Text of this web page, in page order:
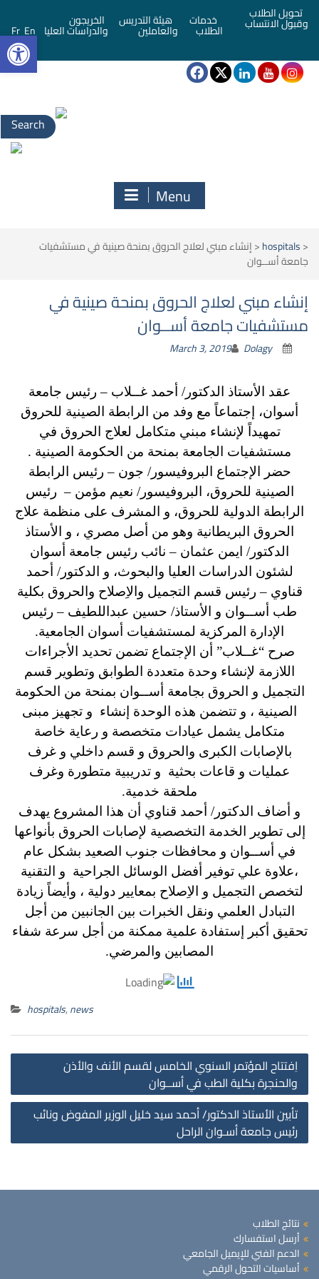
تحويل الطلاب
وقبول الانتساب خدمات
الطلاب
هيئة التدريس
والعاملين
الخريجون
والدراسات العليا En
Fr
Search
for:
Menu
<
hospitals
<إنشاء مبني لعلاج الحروق بمنحة صينية في مستشفيات
جامعة أســوان
إنشاء مبني لعلاج الحروق بمنحة صينية في
مستشفيات جامعة أســوان
March 3, 2019 Dolagy
عقد الأستاذ الدكتور/ أحمد غــلاب – رئيس جامعة
أسوان، إجتماعاً مع وفد من الرابطة الصينية للحروق
تمهيداً لإنشاء مبني متكامل لعلاج الحروق في
مستشفيات الجامعة بمنحة من الحكومة الصينية .
حضر الإجتماع البروفيسور/ جون – رئيس الرابطة
الصينية للحروق، البروفيسور/ نعيم مؤمن – رئيس
الرابطة الدولية للحروق، و المشرف على منظمة علاج
الحروق البريطانية وهو من أصل مصري ، و الأستاذ
الدكتور/ ايمن عثمان – نائب رئيس جامعة أسوان
لشئون الدراسات العليا والبحوث، و الدكتور/ أحمد
قناوي – رئيس قسم التجميل والاِصلاح والحروق بكلية
طب أســوان و الأستاذ/ حسين عبداللطيف – رئيس
الإدارة المركزية لمستشفيات أسوان الجامعية.
صرح “غــلاب” أن الإجتماع تضمن تحديد الأجراءات
اللازمة لإنشاء وحدة متعددة الطوابق وتطوير قسم
التجميل و الحروق بجامعة أســوان بمنحة من الحكومة
الصينية ، و تتضمن هذه الوحدة إنشاء و تجهيز مبنى
متكامل يشمل عيادات متخصصة و رعاية خاصة
بالإصابات الكبرى والحروق و قسم داخلي و غرف
عمليات و قاعات بحثية و تدريبية متطورة وغرف
ملحقة خدمية.
و أضاف الدكتور/ أحمد قناوي أن هذا المشروع يهدف
إلى تطوير الخدمة التخصصية لإصابات الحروق بأنواعها
في أســوان و محافظات جنوب الصعيد بشكل عام
،علاوة علي توفير أفضل الوسائل الجراحية و التقنية
لتخصص التجميل و الاِصلاح بمعايير دولية ، وأيضاً زيادة
التبادل العلمي ونقل الخبرات بين الجانبين من أجل
تحقيق أكبر إستفادة علمية ممكنة من أجل سرعة شفاء
المصابين والمرضي.
hospitals,news
اِفتتاح المؤتمر السنوي الخامس لقسم الأنف والأذن
والحنجرة بكلية الطب في أســوان
تأبين الأستاذ الدكتور/ أحمد سيد خليل الوزير المفوض ونائب
رئيس جامعة أسـوان الراحل
نتائج الطلاب
أرسل استفسارك
الدعم الفني للإيميل الجامعي
أساسيات التحول الرقمي